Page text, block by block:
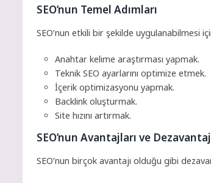
SEO’nun Temel Adımları
SEO’nun etkili bir şekilde uygulanabilmesi
Anahtar kelime araştırması yapmak.
Teknik SEO ayarlarını optimize etmek.
İçerik optimizasyonu yapmak.
Backlink oluşturmak.
Site hızını artırmak.
SEO’nun Avantajları ve
SEO’nun birçok avantajı olduğu gibi